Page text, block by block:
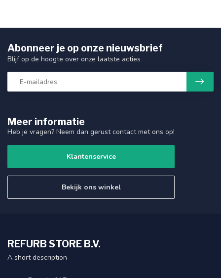
Meer informatie
Heb je vragen? Neem dan gerust contact met ons op!
Klantenservice
Bekijk ons winkel
Abonneer je op onze nieuwsbrief
Blijf op de hoogte over onze laatste acties
REFURB STORE B.V.
A short description